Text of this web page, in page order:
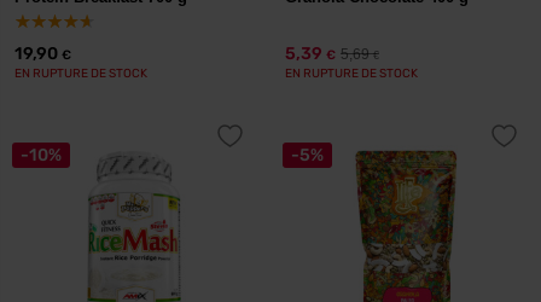
19,90 €
EN RUPTURE DE STOCK
5,39 € 5,69€
EN RUPTURE DE STOCK
-10% -5%